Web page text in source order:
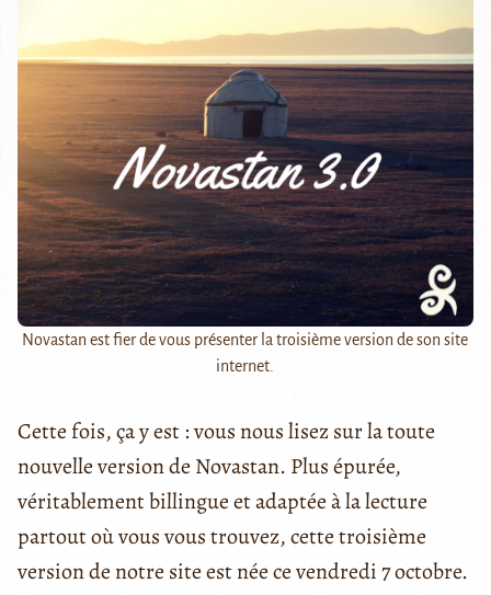
Novastan est fier de vous présenter la troisième version de son site
internet.
Cette fois, ça y est : vous nous lisez sur la toute
nouvelle version de Novastan. Plus épurée,
véritablement billingue et adaptée à la lecture
partout où vous vous trouvez, cette troisième
version de notre site est née ce vendredi 7 octobre.